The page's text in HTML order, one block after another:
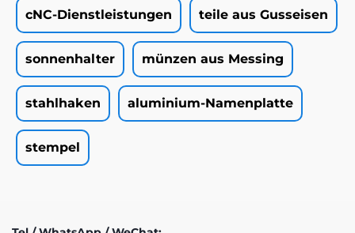
cNC-Dienstleistungen teile aus Gusseisen
sonnenhalter münzen aus Messing
stahlhaken aluminium-Namenplatte
stempel